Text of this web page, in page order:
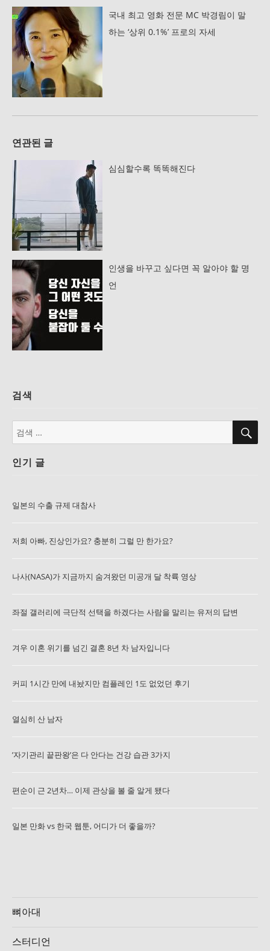
국내 최고 영화 전문 MC 박경림이 말
하는 ‘상위 0.1%’ 프로의 자세
연관된 글
심심할수록 똑똑해진다
인생을 바꾸고 싶다면 꼭 알아야 할 명
언
검색
검
색:
검
인기 글
일본의 수출 규제 대참사
저희 아빠, 진상인가요? 충분히 그럴 만 한가요?
나사(NASA)가 지금까지 숨겨왔던 미공개 달 착륙 영상
좌절 갤러리에 극단적 선택을 하겠다는 사람을 말리는 유저의 답변
겨우 이혼 위기를 넘긴 결혼 8년 차 남자입니다
커피 1시간 만에 내놨지만 컴플레인 1도 없었던 후기
열심히 산 남자
’자기관리 끝판왕’은 다 안다는 건강 습관 3가지
편순이 근 2년차… 이제 관상을 볼 줄 알게 됐다
일본 만화 vs 한국 웹툰, 어디가 더 좋을까?
뼈아대
스터디언